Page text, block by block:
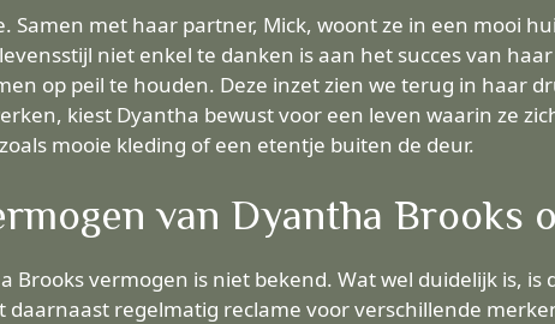
Samen met haar partner, Mick, woont ze in een mooi
niet enkel te danken is aan het succes van
op peil te houden. Deze inzet zien we terug in haar
kiest Dyantha bewust voor een leven waarin ze
mooie kleding of een etentje buiten de deur.
van Dyantha Brooks
Brooks vermogen is niet bekend. Wat wel duidelijk is,
regelmatig reclame voor verschillende